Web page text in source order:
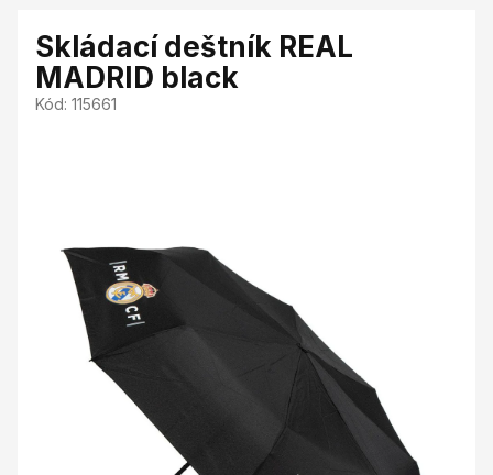
Skládací deštník REAL
MADRID black
Kód: 115661